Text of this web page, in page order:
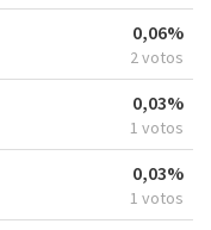
0,06%
2 votos
0,03%
1 votos
0,03%
1 votos